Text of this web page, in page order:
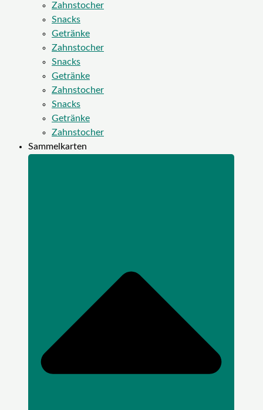
Zahnstocher
Snacks
Getränke
Zahnstocher
Snacks
Getränke
Zahnstocher
Snacks
Getränke
Zahnstocher
Sammelkarten